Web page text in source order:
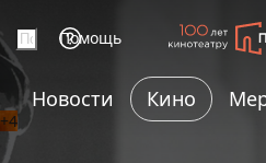
Помощь
Новости Кино
+4